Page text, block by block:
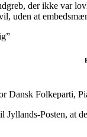
der ikke var
uden at
Dansk Folkeparti,
Posten, at